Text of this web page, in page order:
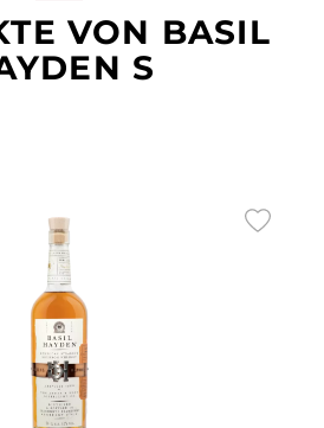
VON BASIL
S